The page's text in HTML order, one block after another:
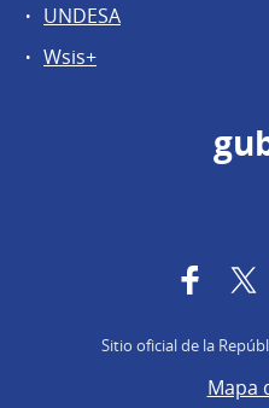
UNDESA
Wsis+
Sitio oficial de la
Mapa